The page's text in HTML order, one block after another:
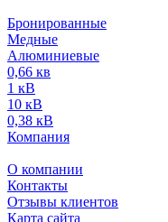
Бронированные
Медные
Алюминиевые
0,66 кв
1 кВ
10 кВ
0,38 кВ
Компания
О компании
Контакты
Отзывы клиентов
Карта сайта